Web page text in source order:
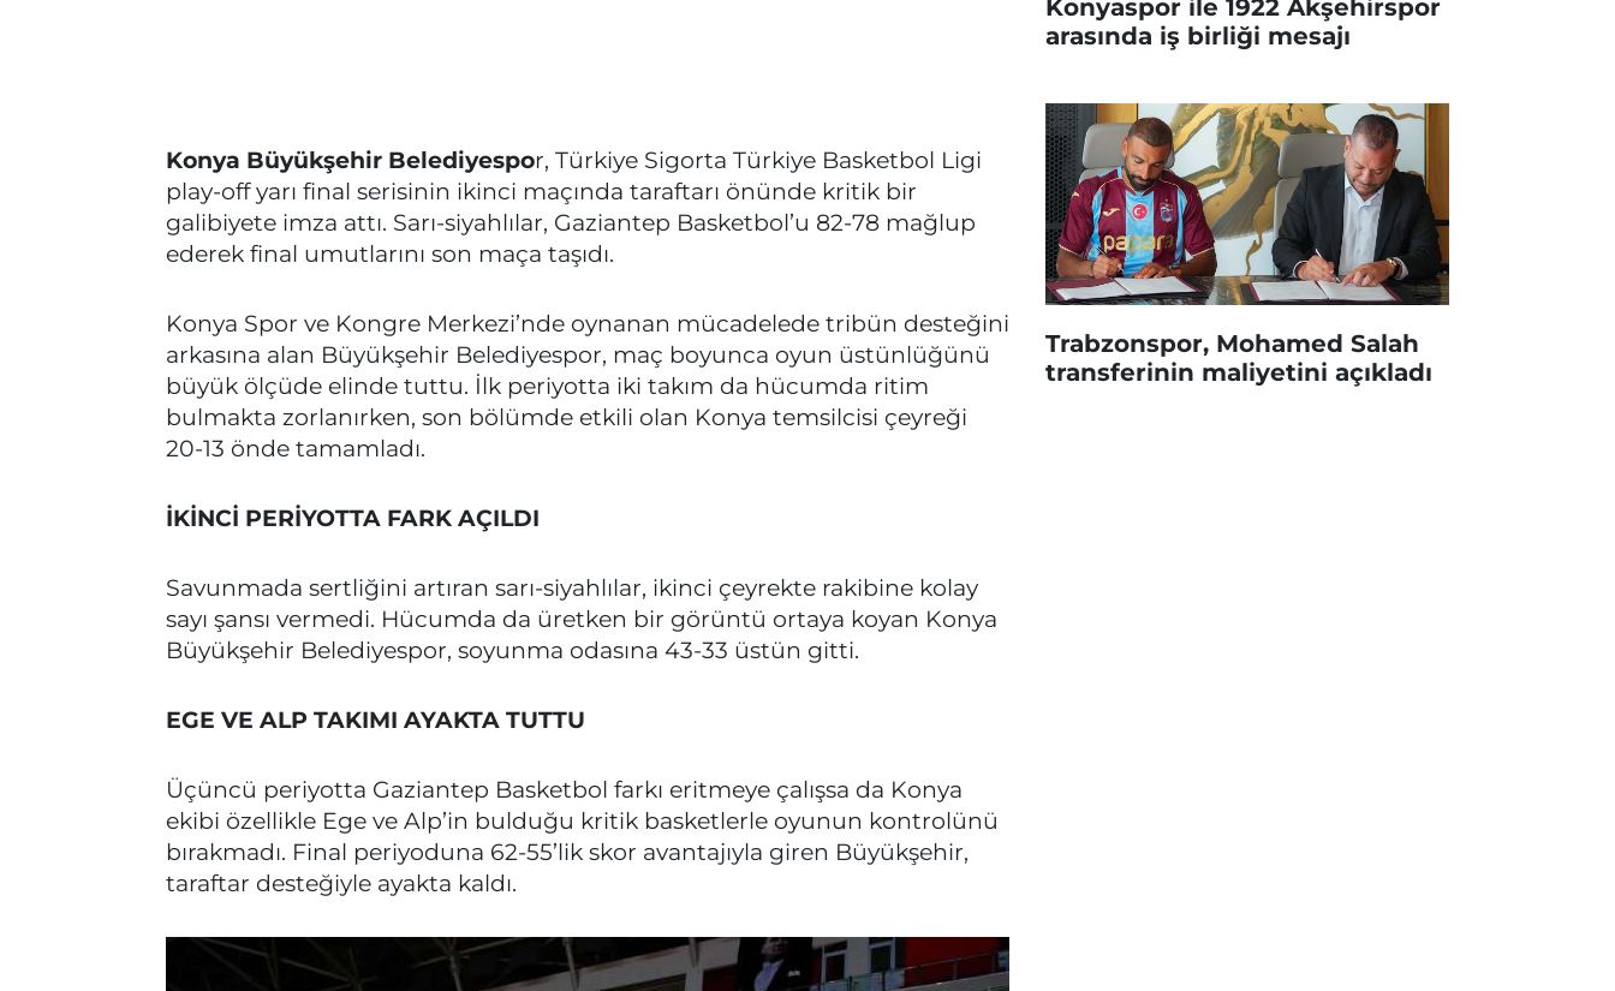
Konya Büyükşehir Belediyespor, Türkiye Sigorta Türkiye Basketbol Ligi
play-off yarı final serisinin ikinci maçında taraftarı önünde kritik bir
galibiyete imza attı. Sarı-siyahlılar, Gaziantep Basketbol’u 82-78 mağlup
ederek final umutlarını son maça taşıdı.
Konya Spor ve Kongre Merkezi’nde oynanan mücadelede tribün desteğini
arkasına alan Büyükşehir Belediyespor, maç boyunca oyun üstünlüğünü
büyük ölçüde elinde tuttu. İlk periyotta iki takım da hücumda ritim
bulmakta zorlanırken, son bölümde etkili olan Konya temsilcisi çeyreği
20-13 önde tamamladı.
İKİNCİ PERİYOTTA FARK AÇILDI
Savunmada sertliğini artıran sarı-siyahlılar, ikinci çeyrekte rakibine kolay
sayı şansı vermedi. Hücumda da üretken bir görüntü ortaya koyan Konya
Büyükşehir Belediyespor, soyunma odasına 43-33 üstün gitti.
EGE VE ALP TAKIMI AYAKTA TUTTU
Üçüncü periyotta Gaziantep Basketbol farkı eritmeye çalışsa da Konya
ekibi özellikle Ege ve Alp’in bulduğu kritik basketlerle oyunun kontrolünü
bırakmadı. Final periyoduna 62-55’lik skor avantajıyla giren Büyükşehir,
taraftar desteğiyle ayakta kaldı.
Konyaspor ile 1922 Akşehirspor
arasında iş birliği mesajı
Trabzonspor, Mohamed Salah
transferinin maliyetini açıkladı